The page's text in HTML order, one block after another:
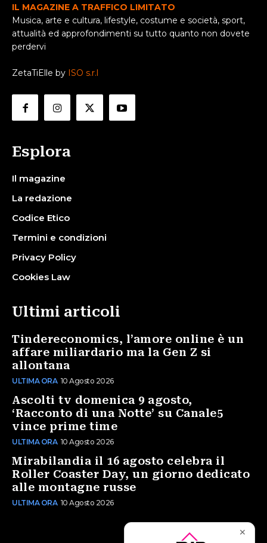
IL MAGAZINE A TRAFFICO LIMITATO
Musica, arte e cultura, lifestyle, costume e società, sport,
attualità ed approfondimenti su tutto quanto non dovete
perdervi
ZetaTiElle by ISO s.r.l
Esplora
Il magazine
La redazione
Codice Etico
Termini e condizioni
Privacy Policy
Cookies Law
Ultimi articoli
Tindereconomics, l’amore online è un
affare miliardario ma la Gen Z si
allontana
ULTIMA ORA 10 Agosto 2026
Ascolti tv domenica 9 agosto,
‘Racconto di una Notte’ su Canale5
vince prime time
ULTIMA ORA 10 Agosto 2026
Mirabilandia il 16 agosto celebra il
Roller Coaster Day, un giorno dedicato
alle montagne russe
ULTIMA ORA 10 Agosto 2026
✕